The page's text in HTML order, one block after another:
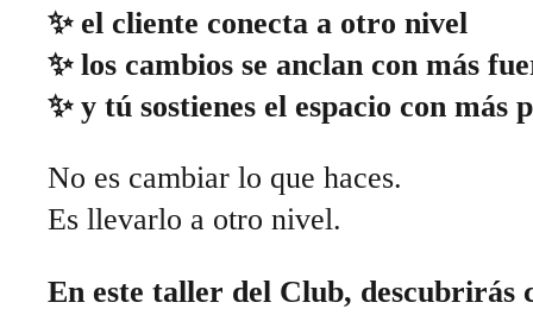
✨ el cliente conecta a otro nivel
✨ los cambios se anclan con más
✨ y tú sostienes el espacio con más
No es cambiar lo que haces.
Es llevarlo a otro nivel.
En este taller del Club, descubrirás